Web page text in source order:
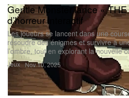
Jeux
Gentle Monster lance «
d’horreur interactif
Les joueurs se lancent dans une
résoudre des énigmes et survivre à
l’ombre, tout en explorant la nouvelle
Nov 10, 2025